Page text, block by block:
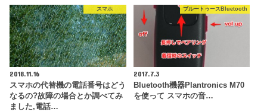
スマホ
2018.11.16
スマホの代替機の電話番号はどう
なるの?故障の場合とか調べてみ
ました,電話…
ブルートゥースBluetooth
2017.7.3
Bluetooth機器Plantronics M70
を使って スマホの音…